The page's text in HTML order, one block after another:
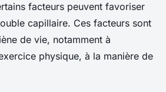
facteurs peuvent favoriser
capillaire. Ces facteurs sont
de vie, notamment à
physique, à la manière de